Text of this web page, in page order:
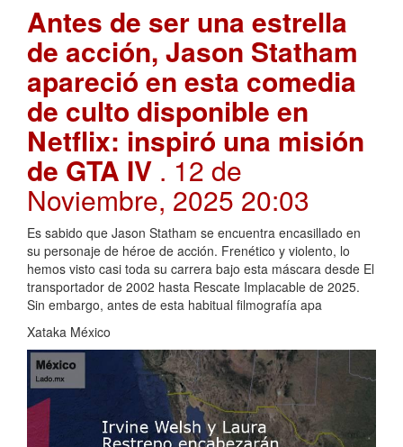
Antes de ser una estrella
de acción, Jason Statham
apareció en esta comedia
de culto disponible en
Netflix: inspiró una misión
de GTA IV . 12 de
Noviembre, 2025 20:03
Es sabido que Jason Statham se encuentra encasillado en
su personaje de héroe de acción. Frenético y violento, lo
hemos visto casi toda su carrera bajo esta máscara desde El
transportador de 2002 hasta Rescate Implacable de 2025.
Sin embargo, antes de esta habitual filmografía apa
Xataka México